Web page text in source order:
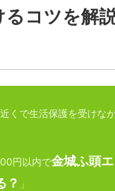
るコツを解
近くで生活保護を受けな
円以内で金城ふ頭
？ 」